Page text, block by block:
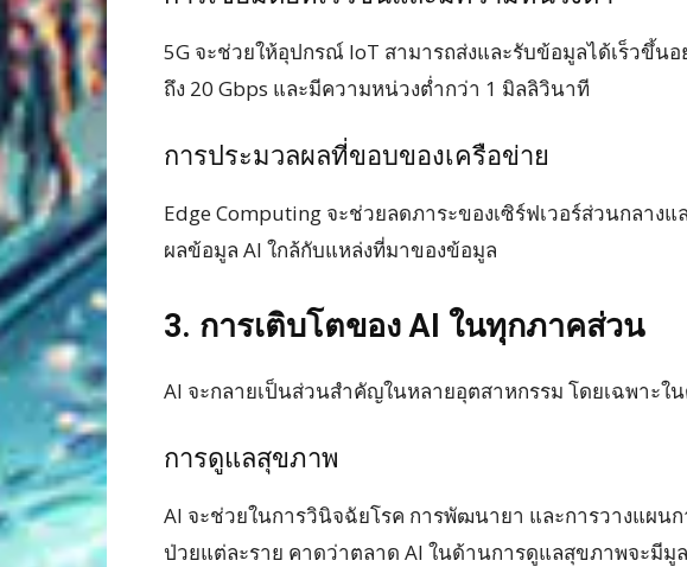
5G จะช่วยให้อุปกรณ์ IoT สามารถส่งและรับข้อมูลได้เร็วขึ้น
ถึง 20 Gbps และมีความหน่วงต่ำกว่า 1 มิลลิวินาที
การประมวลผลที่ขอบของเครือข่าย
Edge Computing จะช่วยลดภาระของเซิร์ฟเวอร์ส่วนกลาง
ผลข้อมูล AI ใกล้กับแหล่งที่มาของข้อมูล
3. การเติบโตของ AI ในทุกภาคส่วน
AI จะกลายเป็นส่วนสำคัญในหลายอุตสาหกรรม โดยเฉพาะใ
การดูแลสุขภาพ
AI จะช่วยในการวินิจฉัยโรค การพัฒนายา และการวางแผนก
ป่วยแต่ละราย คาดว่าตลาด AI ในด้านการดูแลสุขภาพจะมีมู